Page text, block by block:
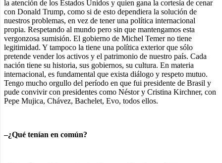
la atención de los Estados Unidos y quien gana la cortesía de cenar
con Donald Trump, como si de esto dependiera la solución de
nuestros problemas, en vez de tener una política internacional
propia. Respetando al mundo pero sin que mantengamos esta
vergonzosa sumisión. El gobierno de Michel Temer no tiene
legitimidad. Y tampoco la tiene una política exterior que sólo
pretende vender los activos y el patrimonio de nuestro país. Cada
nación tiene su historia, sus gobiernos, su cultura. En materia
internacional, es fundamental que exista diálogo y respeto mutuo.
Tengo mucho orgullo del período en que fui presidente de Brasil y
pude convivir con presidentes como Néstor y Cristina Kirchner, con
Pepe Mujica, Chávez, Bachelet, Evo, todos ellos.
–¿Qué tenían en común?